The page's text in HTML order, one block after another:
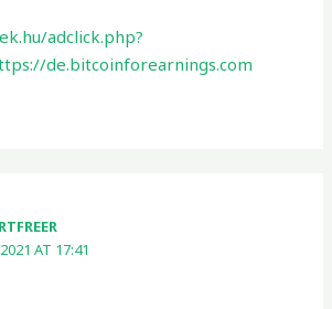
adclick.php?
de.bitcoinforearnings.com
AT 17:41